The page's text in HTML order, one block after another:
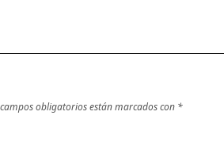
obligatorios están marcados con *